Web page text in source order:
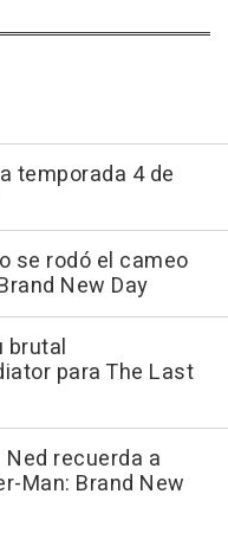
temporada 4 de
se rodó el cameo
New Day
brutal
para The Last
recuerda a
Man: Brand New